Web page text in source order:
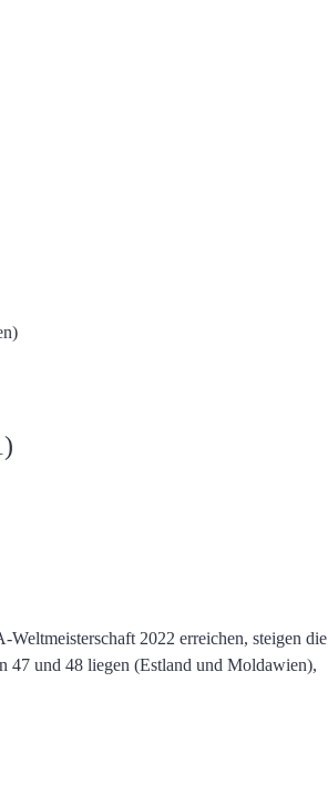
2022 erreichen, steigen die
47 und 48 liegen (Estland und Moldawien),